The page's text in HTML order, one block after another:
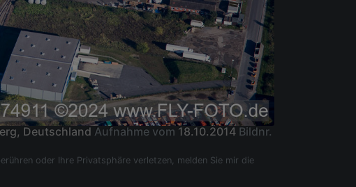
Deutschland Aufnahme vom 18.10.2014 Bildnr.
oder Ihre Privatsphäre verletzen, melden Sie mir die